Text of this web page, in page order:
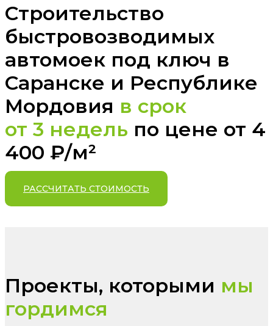
Строительство
быстровозводимых
автомоек под ключ в
Саранске и Республике
Мордовия в срок
от 3 недель по цене от 4
400 ₽/м²
РАССЧИТАТЬ СТОИМОСТЬ
Проекты, которыми мы
гордимся